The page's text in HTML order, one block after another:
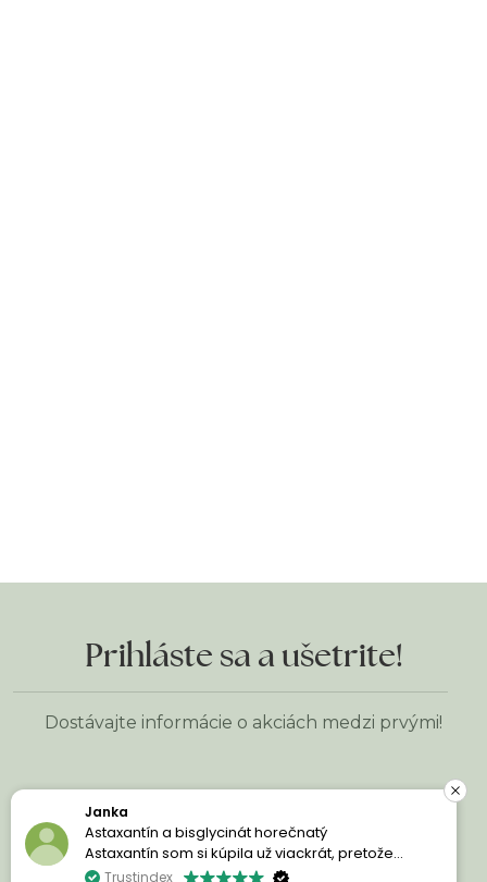
Prihláste sa a ušetrite!
Dostávajte informácie o akciách medzi prvými!
Meno*
Janka
Astaxantín a bisglycinát horečnatý
Astaxantín som si kúpila už viackrát, pretože
jednoducho milujem jeho účinky. Moja pleť je
Trustindex